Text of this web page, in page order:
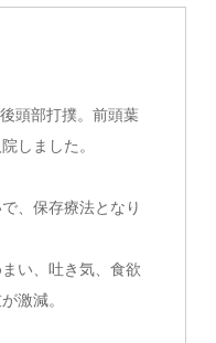
頭部打撲。前頭葉
しました。
、保存療法となり
い、吐き気、食欲
激減。